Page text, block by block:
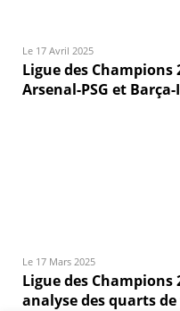
Le 17 Avril 2025
Ligue des
Arsenal-PSG et
Le 17 Mars 2025
Ligue des Champions
analyse des quarts